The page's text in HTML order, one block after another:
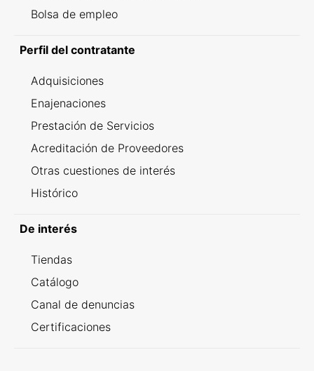
Bolsa de empleo
Perfil del contratante
Adquisiciones
Enajenaciones
Prestación de Servicios
Acreditación de Proveedores
Otras cuestiones de interés
Histórico
De interés
Tiendas
Catálogo
Canal de denuncias
Certificaciones